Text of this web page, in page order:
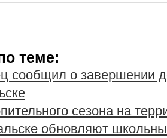
теме:
сообщил о завершении
сезона на
обновляют